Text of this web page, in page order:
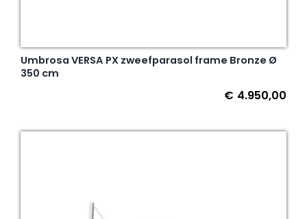
Umbrosa VERSA PX zweefparasol frame Bronze Ø
350 cm
€ 4.950,00